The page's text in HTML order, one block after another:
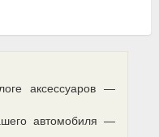
аксессуаров —
автомобиля —